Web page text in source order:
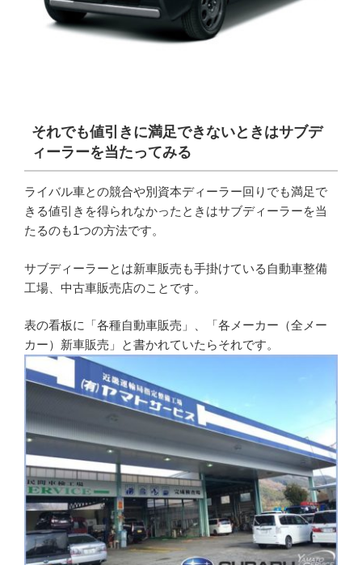
それでも値引きに満足できないときはサブデ
ィーラーを当たってみる
ライバル車との競合や別資本ディーラー回りでも満足で
きる値引きを得られなかったときはサブディーラーを当
たるのも1つの方法です。
サブディーラーとは新車販売も手掛けている自動車整備
工場、中古車販売店のことです。
表の看板に「各種自動車販売」、「各メーカー（全メー
カー）新車販売」と書かれていたらそれです。